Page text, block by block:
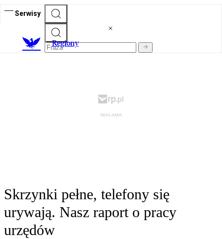
Serwisy
Regiony
Skrzynki pełne, telefony się
urywają. Nasz raport o pracy
urzędów